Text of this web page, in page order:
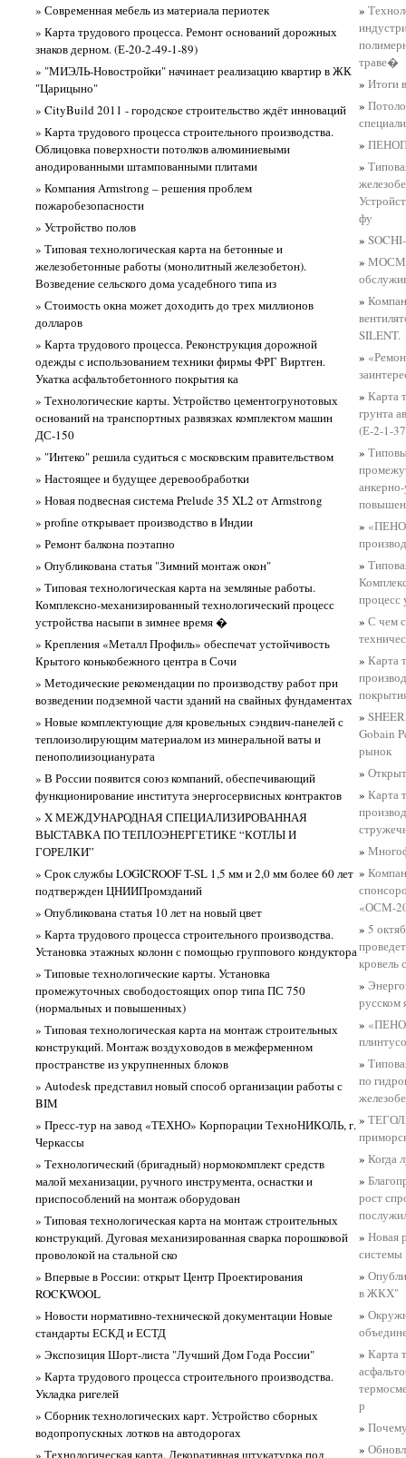
» Современная мебель из материала периотек
» Карта трудового процесса. Ремонт оснований дорожных
знаков дерном. (Е-20-2-49-1-89)
» "МИЭЛЬ-Новостройки" начинает реализацию квартир в ЖК
"Царицыно"
» CityBuild 2011 - городское строительство ждёт инноваций
» Карта трудового процесса строительного производства.
Облицовка поверхности потолков алюминиевыми
анодированными штампованными плитами
» Компания Armstrong – решения проблем
пожаробезопасности
» Устройство полов
» Типовая технологическая карта на бетонные и
железобетонные работы (монолитный железобетон).
Возведение сельского дома усадебного типа из
» Стоимость окна может доходить до трех миллионов
долларов
» Карта трудового процесса. Реконструкция дорожной
одежды с использованием техники фирмы ФРГ Виртген.
Укатка асфальтобетонного покрытия ка
» Технологические карты. Устройство цементогрунотовых
оснований на транспортных развязках комплектом машин
ДС-150
» "Интеко" решила судиться с московским правительством
» Настоящее и будущее деревообработки
» Новая подвесная система Prelude 35 XL2 от Armstrong
» profine открывает производство в Индии
» Ремонт балкона поэтапно
» Опубликована статья "Зимний монтаж окон"
» Типовая технологическая карта на земляные работы.
Комплексно-механизированный технологический процесс
устройства насыпи в зимнее время �
» Крепления «Металл Профиль» обеспечат устойчивость
Крытого конькобежного центра в Сочи
» Методические рекомендации по производству работ при
возведении подземной части зданий на свайных фундаментах
» Новые комплектующие для кровельных сэндвич-панелей с
теплоизолирующим материалом из минеральной ваты и
пенополиизоцианурата
» В России появится союз компаний, обеспечивающий
функционирование института энергосервисных контрактов
» X МЕЖДУНАРОДНАЯ СПЕЦИАЛИЗИРОВАННАЯ
ВЫСТАВКА ПО ТЕПЛОЭНЕРГЕТИКЕ “КОТЛЫ И
ГОРЕЛКИ”
» Срок службы LOGICROOF T-SL 1,5 мм и 2,0 мм более 60 лет
подтвержден ЦНИИПромзданий
» Опубликована статья 10 лет на новый цвет
» Карта трудового процесса строительного производства.
Установка этажных колонн с помощью группового кондуктора
» Типовые технологические карты. Установка
промежуточных свободостоящих опор типа ПС 750
(нормальных и повышенных)
» Типовая технологическая карта на монтаж строительных
конструкций. Монтаж воздуховодов в межферменном
пространстве из укрупненных блоков
» Autodesk представил новый способ организации работы с
BIM
» Пресс-тур на завод «ТЕХНО» Корпорации ТехноНИКОЛЬ, г.
Черкассы
» Технологический (бригадный) нормокомплект средств
малой механизации, ручного инструмента, оснастки и
приспособлений на монтаж оборудован
» Типовая технологическая карта на монтаж строительных
конструкций. Дуговая механизированная сварка порошковой
проволокой на стальной ско
» Впервые в России: открыт Центр Проектирования
ROCKWOOL
» Новости нормативно-технической документации Новые
стандарты ЕСКД и ЕСТД
» Экспозиция Шорт-листа "Лучший Дом Года России"
» Карта трудового процесса строительного производства.
Укладка ригелей
» Сборник технологических карт. Устройство сборных
водопропускных лотков на автодорогах
» Технологическая карта. Декоративная штукатурка под
»
траве�
» Итоги
»
»
»
фу
»
»
»
SILENT.
»
» Карта
грунта
(Е-2-1-
»
»
»
процесс
» С чем
» Карта
»
Gobain
рынок
»
» Карта
»
»
«ОСМ-
» 5
кровель
»
русском
»
»
по
»
» Когда
»
рост
» Новая
системы
»
в ЖКХ"
»
» Карта
р
»
»